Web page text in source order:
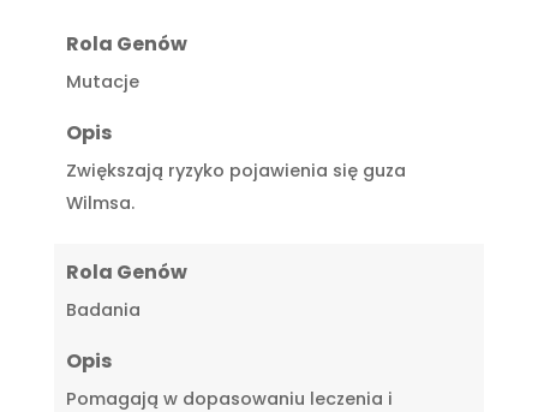
Rola Genów
Mutacje
Opis
Zwiększają ryzyko pojawienia się guza
Wilmsa.
Rola Genów
Badania
Opis
Pomagają w dopasowaniu leczenia i